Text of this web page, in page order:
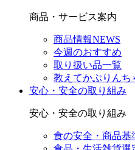
商品・サービス案内
商品情報NEWS
今週のおすすめ
取り扱い品一覧
教えてかぶりんち
安心・安全の取り組み
安心・安全の取り組み
食の安全・商品基